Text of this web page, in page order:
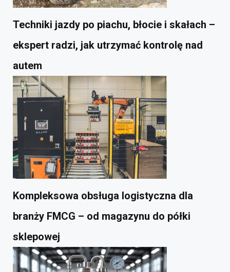
Techniki jazdy po piachu, błocie i skałach –
ekspert radzi, jak utrzymać kontrolę nad
autem
Kompleksowa obsługa logistyczna dla
branży FMCG – od magazynu do półki
sklepowej